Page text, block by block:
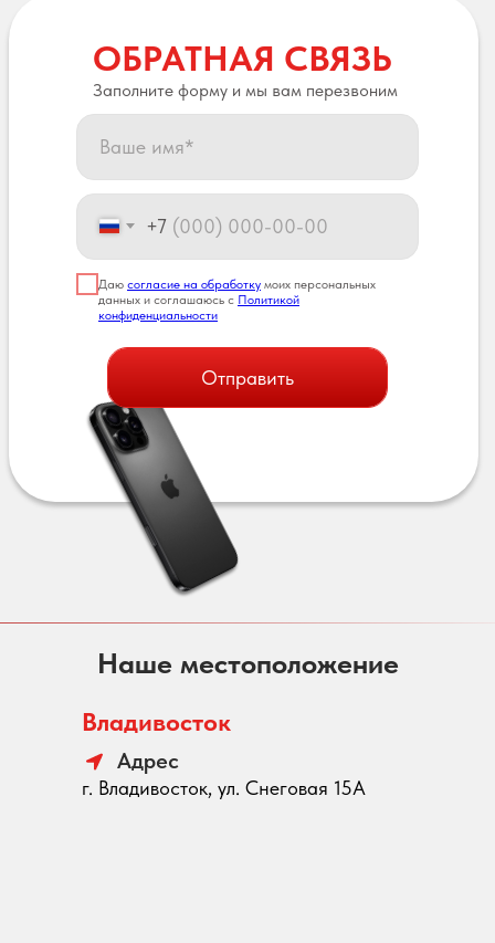
ОБРАТНАЯ СВЯЗЬ
Заполните форму и мы вам перезвоним
+7
Даю согласие на обработку моих персональных
данных и соглашаюсь с Политикой
конфиденциальности
Отправить
Наше местоположение
Владивосток
Адрес
г. Владивосток, ул. Снеговая 15А